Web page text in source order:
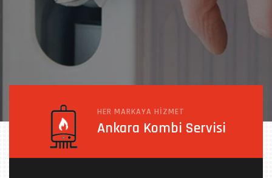
0.537.257 7266
HER MARKAYA HIZMET
Ankara Kombi Servisi